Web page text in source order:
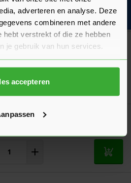
adverteren en analyse. Deze
combineren met andere
hebt verstrekt of die ze hebben
je gebruik van hun services.
accepteren
per stuk Ga
bij slecht weer!
in 7 afmetingen
Big Bag
In